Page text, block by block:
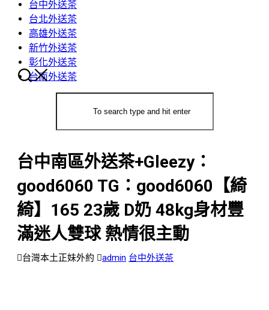
台中外送茶
台北外送茶
高雄外送茶
新竹外送茶
彰化外送茶
台南外送茶
台中南區外送茶+Gleezy：
good6060 TG：good6060【綺
綺】165 23歲 D奶 48kg身材豐
滿迷人雙球 熱情很主動
台灣本土正妹外約 admin 台中外送茶